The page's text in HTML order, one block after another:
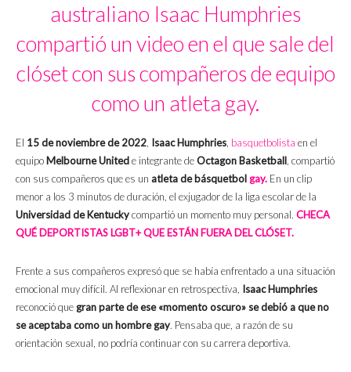
australiano Isaac Humphries
compartió un video en el que sale del
clóset con sus compañeros de equipo
como un atleta gay.
El 15 de noviembre de 2022, Isaac Humphries, basquetbolista en el
equipo Melbourne Unitede integrante deOctagon Basketball, compartió
con sus compañeros que es un atleta de básquetbolgay. En un clip
menor a los 3 minutos de duración, el exjugador de la liga escolar de la
Universidad de Kentuckycompartió un momento muy personal. CHECA
QUÉ DEPORTISTAS LGBT+ QUE ESTÁN FUERA DEL CLÓSET.
Frente a sus compañeros expresó que se había enfrentado a una situación
emocional muy difícil. Al reflexionar en retrospectiva, Isaac Humphries
reconoció quegran parte de ese «momento oscuro» se debió a que no
se aceptaba como un hombre gay. Pensaba que, a razón de su
orientación sexual, no podría continuar con su carrera deportiva.